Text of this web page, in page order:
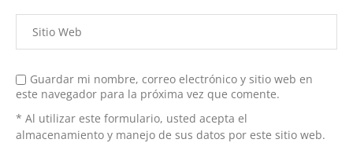
Guardar mi nombre, correo electrónico y sitio web en
este navegador para la próxima vez que comente.
* Al utilizar este formulario, usted acepta el
almacenamiento y manejo de sus datos por este sitio web.